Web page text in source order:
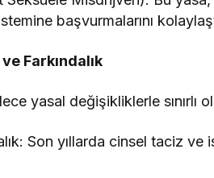
başvurmalarını
Farkındalık
yasal değişikliklerle sınırlı
Son yıllarda cinsel taciz